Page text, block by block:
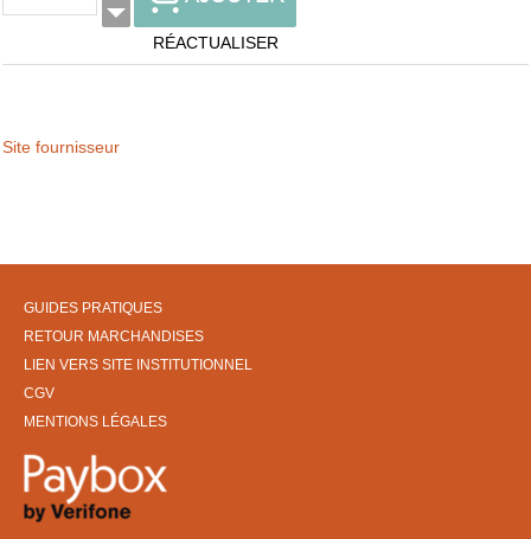
RÉACTUALISER
Site fournisseur
GUIDES PRATIQUES
RETOUR MARCHANDISES
LIEN VERS SITE INSTITUTIONNEL
CGV
MENTIONS LÉGALES